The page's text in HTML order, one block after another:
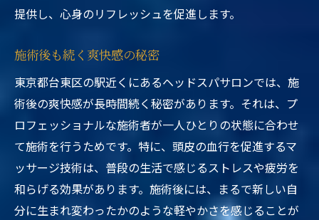
提供し、心身のリフレッシュを促進します。
施術後も続く爽快感の秘密
東京都台東区の駅近くにあるヘッドスパサロンでは、施
術後の爽快感が長時間続く秘密があります。それは、プ
ロフェッショナルな施術者が一人ひとりの状態に合わせ
て施術を行うためです。特に、頭皮の血行を促進するマ
ッサージ技術は、普段の生活で感じるストレスや疲労を
和らげる効果があります。施術後には、まるで新しい自
分に生まれ変わったかのような軽やかさを感じることが